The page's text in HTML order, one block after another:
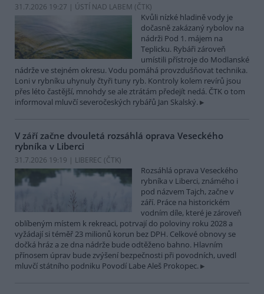
31.7.2026 19:27 | ÚSTÍ NAD LABEM (ČTK)
Kvůli nízké hladině vody je
dočasně zakázaný rybolov na
nádrži Pod 1. májem na
Teplicku. Rybáři zároveň
umístili přístroje do Modlanské
nádrže ve stejném okresu. Vodu pomáhá provzdušňovat technika.
Loni v rybníku uhynuly čtyři tuny ryb. Kontroly kolem revírů jsou
přes léto častější, mnohdy se ale ztrátám předejít nedá. ČTK o tom
informoval mluvčí severočeských rybářů Jan Skalský.
V září začne dvouletá rozsáhlá oprava Veseckého
rybníka v Liberci
31.7.2026 19:19 | LIBEREC (ČTK)
Rozsáhlá oprava Veseckého
rybníka v Liberci, známého i
pod názvem Tajch, začne v
září. Práce na historickém
vodním díle, které je zároveň
oblíbeným místem k rekreaci, potrvají do poloviny roku 2028 a
vyžádají si téměř 23 milionů korun bez DPH. Celkové obnovy se
dočká hráz a ze dna nádrže bude odtěženo bahno. Hlavním
přínosem úprav bude zvýšení bezpečnosti při povodních, uvedl
mluvčí státního podniku Povodí Labe Aleš Prokopec.